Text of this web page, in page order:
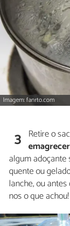
Imagem: fanrto.com
3 Retire o
emagrecer
algum adoçante
quente ou
lanche, ou
nos o que achou!